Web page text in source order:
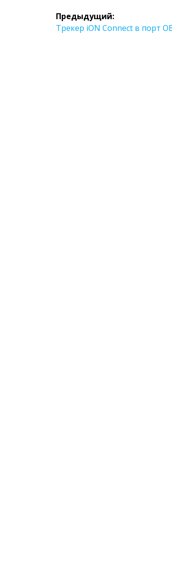
Навигация
по
Предыдущий:
Предыдущая
Трекер iON Connect в порт